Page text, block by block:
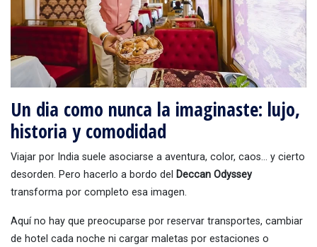
Un dia como nunca la imaginaste: lujo,
historia y comodidad
Viajar por India suele asociarse a aventura, color, caos… y cierto
desorden. Pero hacerlo a bordo del Deccan Odyssey
transforma por completo esa imagen.
Aquí no hay que preocuparse por reservar transportes, cambiar
de hotel cada noche ni cargar maletas por estaciones o